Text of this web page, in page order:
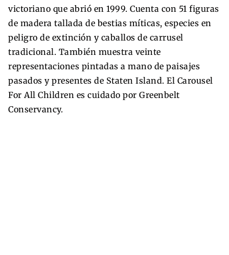
victoriano que abrió en 1999. Cuenta con 51 figuras
de madera tallada de bestias míticas, especies en
peligro de extinción y caballos de carrusel
tradicional. También muestra veinte
representaciones pintadas a mano de paisajes
pasados y presentes de Staten Island. El Carousel
For All Children es cuidado por Greenbelt
Conservancy.